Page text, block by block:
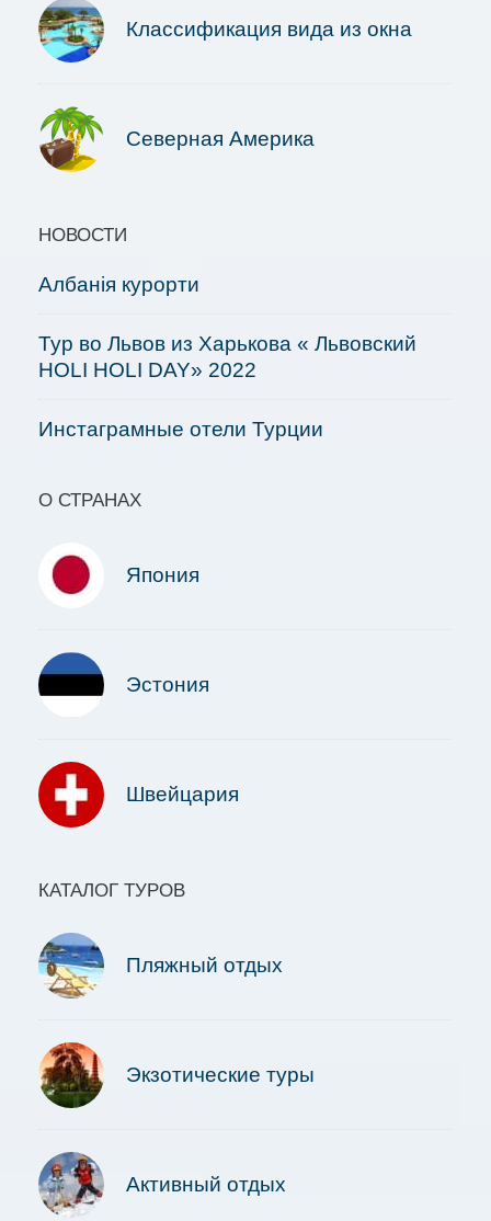
Классификация вида из окна
Северная Америка
НОВОСТИ
Албанія курорти
Тур во Львов из Харькова « Львовский
HOLI HOLI DAY» 2022
Инстаграмные отели Турции
О СТРАНАХ
Япония
Эстония
Швейцария
КАТАЛОГ ТУРОВ
Пляжный отдых
Экзотические туры
Активный отдых